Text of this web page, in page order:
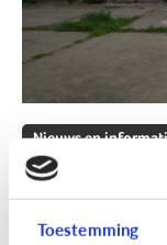
Toestemming
Nieuws en
[Klik &